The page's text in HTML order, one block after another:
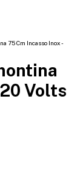
75 Cm Incasso Inox -
Volts